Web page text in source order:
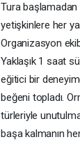
Tura başlamadan
yetişkinlere her
Organizasyon
Yaklaşık 1 saat
eğitici bir
beğeni topladı.
türleriyle
başa kalmanın